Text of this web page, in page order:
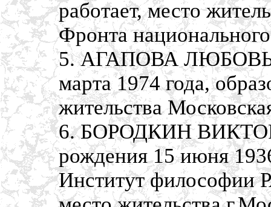
работает, место
Фронта
5. АГАПОВА ЛЮБОВЬ
марта 1974 года,
жительства
6. БОРОДКИН
рождения 15 июня
Институт философии